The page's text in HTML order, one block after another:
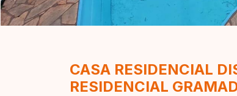
CASA RESIDENCIAL
RESIDENCIAL